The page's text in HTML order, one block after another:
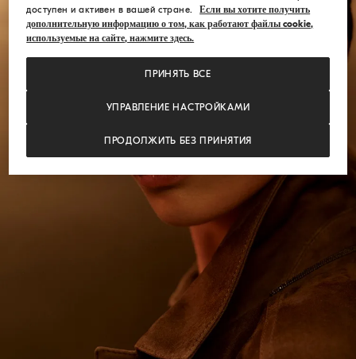
доступен и активен в вашей стране.
Если вы хотите получить
дополнительную информацию о том, как работают файлы cookie,
используемые на сайте, нажмите здесь.
УПРАВЛЕНИЕ НАСТРОЙКАМИ
ПРОДОЛЖИТЬ БЕЗ ПРИНЯТИЯ
ПРИНЯТЬ ВСЕ